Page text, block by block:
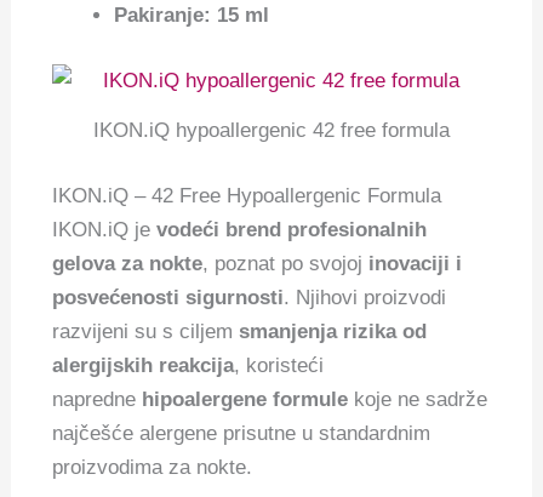
Pakiranje: 15 ml
IKON.iQ hypoallergenic 42 free formula
IKON.iQ – 42 Free Hypoallergenic Formula
IKON.iQ jevodeći brend profesionalnih
gelova za nokte, poznat po svojoj inovaciji i
posvećenosti sigurnosti. Njihovi proizvodi
razvijeni su s ciljemsmanjenja rizika od
alergijskih reakcija, koristeći
napredne hipoalergene formule koje ne sadrže
najčešće alergene prisutne u standardnim
proizvodima za nokte.